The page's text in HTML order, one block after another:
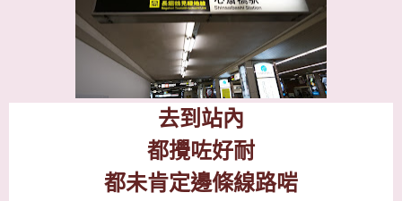
去到站內
都攪咗好耐
都未肯定邊條線路啱